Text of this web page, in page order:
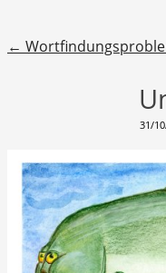
Beitragsnavigation
←
31/